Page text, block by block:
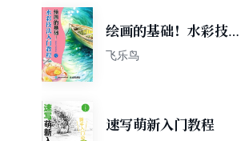
绘画的基础！水彩技法
入门教程
飞乐鸟
速写萌新入门教程